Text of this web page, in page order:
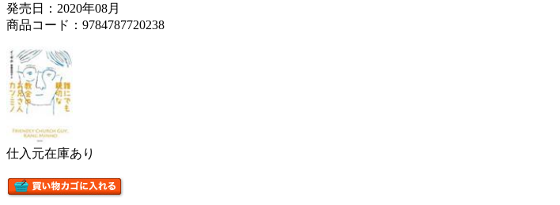
発売日：2020年08月
商品コード：9784787720238
仕入元在庫あり